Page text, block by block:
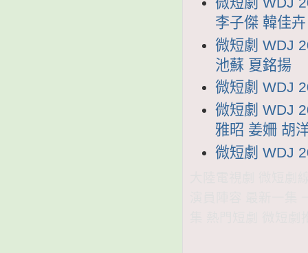
李子傑 韓佳卉
微短劇 WDJ
池蘇 夏銘揚
微短劇 WDJ
微短劇 WDJ
雅昭 姜姍 胡
微短劇 WDJ